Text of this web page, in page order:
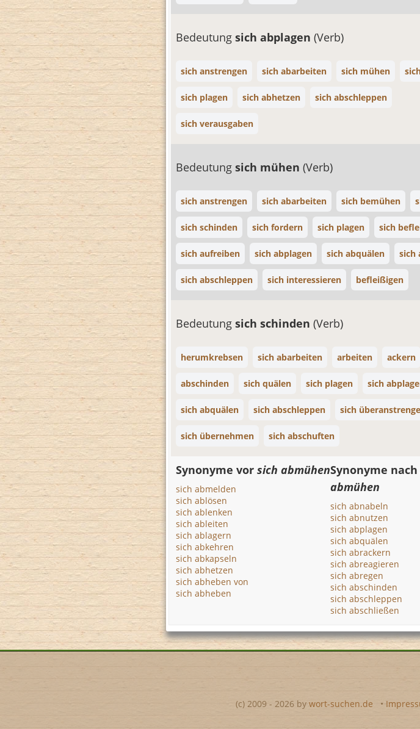
Bedeutung sich abplagen (Verb)
sich anstrengen sich abarbeiten sich mühen
sich plagen sich abhetzen sich abschleppen
sich verausgaben
Bedeutung sich mühen (Verb)
sich anstrengen sich abarbeiten sich bemühen
sich schinden sich fordern sich plagen sich
sich aufreiben sich abplagen sich abquälen sich
sich abschleppen sich interessieren befleißigen
Bedeutung sich schinden (Verb)
herumkrebsen sich abarbeiten arbeiten ackern
abschinden sich quälen sich plagen sich
sich abquälen sich abschleppen sich
sich übernehmen sich abschuften
Synonyme vor sich abmühen
sich abmelden
sich ablösen
sich ablenken
sich ableiten
sich ablagern
sich abkehren
sich abkapseln
sich abhetzen
sich abheben von
sich abheben
Synonyme
abmühen
sich abnabeln
sich abnutzen
sich abplagen
sich abquälen
sich abrackern
sich abreagieren
sich abregen
sich abschinden
sich abschleppen
sich abschließen
(c) 2009 - 2026 by wort-suchen.de •